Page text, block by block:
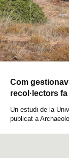
Com
recol·lectors
Un estudi de la
publicat a